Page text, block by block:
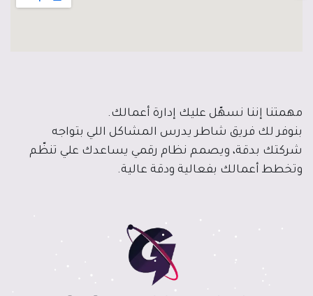
مهمتنا إننا نسهّل عليك إدارة أعمالك.
بنوفر لك فريق شاطر يدرس المشاكل اللي بتواجه
شركتك بدقة، ويصمم نظام رقمي يساعدك علي تنظّم
وتخطط أعمالك بفعالية ودقة عالية.